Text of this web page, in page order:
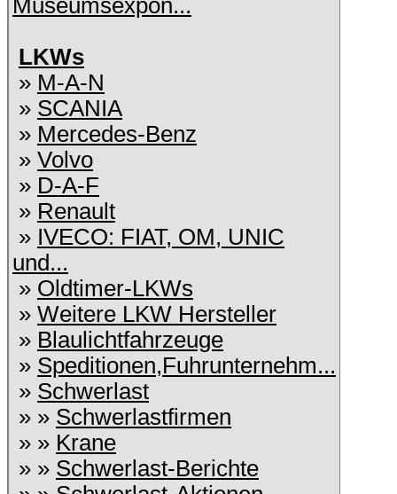
Museumsexpon...
LKWs
» M-A-N
» SCANIA
» Mercedes-Benz
» Volvo
» D-A-F
» Renault
» IVECO: FIAT, OM, UNIC
und...
» Oldtimer-LKWs
» Weitere LKW Hersteller
» Blaulichtfahrzeuge
» Speditionen,Fuhrunternehm...
» Schwerlast
» » Schwerlastfirmen
» » Krane
» » Schwerlast-Berichte